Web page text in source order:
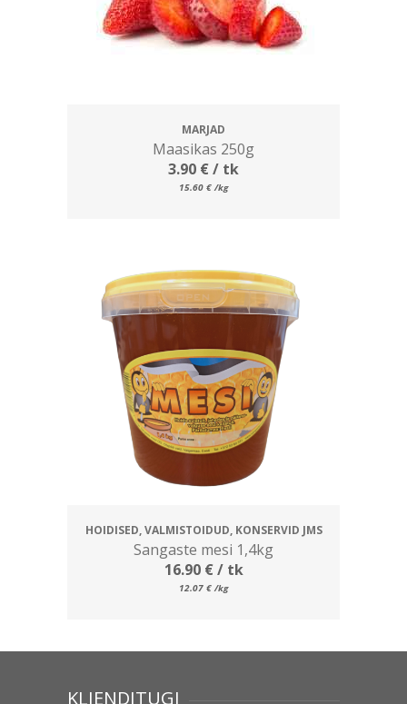
MARJAD
Maasikas 250g
3.90 €/ tk
15.60 € /kg
HOIDISED, VALMISTOIDUD, KONSERVID JMS
Sangaste mesi 1,4kg
16.90 €/ tk
12.07 € /kg
KLIENDITUGI